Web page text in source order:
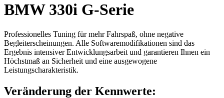
BMW 330i G-Serie
Professionelles Tuning für mehr Fahrspaß, ohne negative
Begleiterscheinungen. Alle Softwaremodifikationen sind das
Ergebnis intensiver Entwicklungsarbeit und garantieren Ihnen ein
Höchstmaß an Sicherheit und eine ausgewogene
Leistungscharakteristik.
Veränderung der Kennwerte: